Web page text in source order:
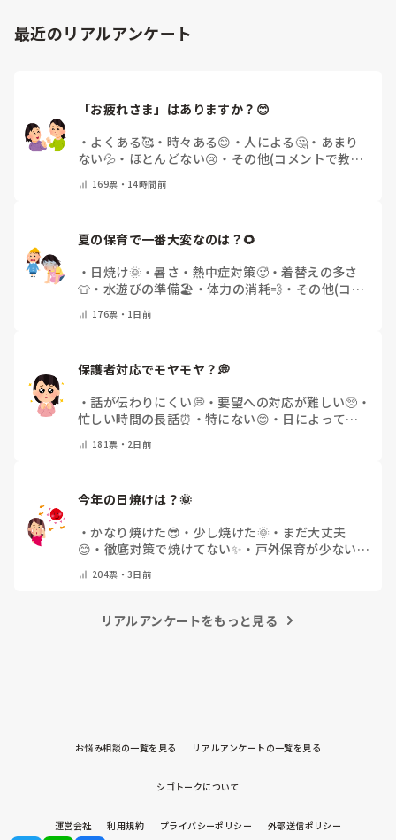
最近のリアルアンケート
「お疲れさま」はありますか？😊
・ よくある🥰 ・ 時々ある😊 ・ 人による🤔 ・ あまり
ない💦 ・ ほとんどない😢 ・ その他(コメントで教え
169票・ 14時間前
夏の保育で一番大変なのは？🌻
・ 日焼け🌞 ・暑さ・熱中症対策🥵・着替えの多さ
👕 ・ 水遊びの準備🏖️ ・ 体力の消耗💨 ・ その他(コメ
176票・ 1日前
保護者対応でモヤモヤ？💭
・話が伝わりにくい💭 ・ 要望への対応が難しい🥺 ・
忙しい時間の長話⏰ ・ 特にない😊 ・ 日によって違
181票・ 2日前
今年の日焼けは？🌞
・ かなり焼けた😎 ・ 少し焼けた🌞 ・ まだ大丈夫
😊 ・ 徹底対策で焼けてない✨ ・ 戸外保育が少ない
204票・3日前
リアルアンケートをもっと見る
お悩み相談の一覧を見る リアルアンケートの一覧を見る
シゴトークについて
運営会社 利用規約 プライバシーポリシー 外部送信ポリシー